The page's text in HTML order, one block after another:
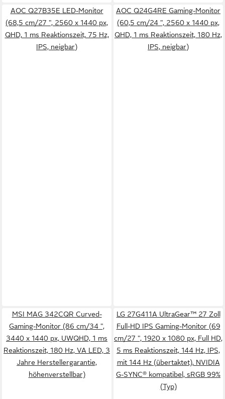
AOC Q27B35E LED-Monitor
(68,5 cm/27 ", 2560 x 1440 px,
QHD, 1 ms Reaktionszeit, 75 Hz,
IPS, neigbar)
AOC Q24G4RE Gaming-Monitor
(60,5 cm/24 ", 2560 x 1440 px,
QHD, 1 ms Reaktionszeit, 180 Hz,
IPS, neigbar)
MSI MAG 342CQR Curved-
Gaming-Monitor (86 cm/34 ",
3440 x 1440 px, UWQHD, 1 ms
Reaktionszeit, 180 Hz, VA LED, 3
Jahre Herstellergarantie,
höhenverstellbar)
LG 27G411A UltraGear™ 27 Zoll
Full-HD IPS Gaming-Monitor (69
cm/27 ", 1920 x 1080 px, Full HD,
5 ms Reaktionszeit, 144 Hz, IPS,
mit 144 Hz (übertaktet), NVIDIA
G-SYNC® kompatibel, sRGB 99%
(Typ)